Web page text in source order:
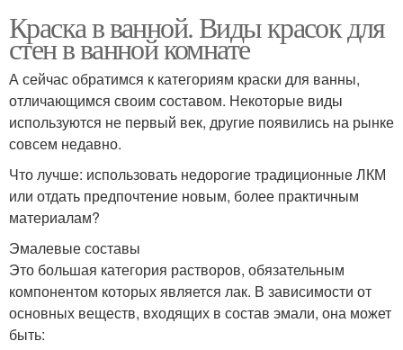
Краска в ванной. Виды красок для
стен в ванной комнате
А сейчас обратимся к категориям краски для ванны,
отличающимся своим составом. Некоторые виды
используются не первый век, другие появились на рынке
совсем недавно.
Что лучше: использовать недорогие традиционные ЛКМ
или отдать предпочтение новым, более практичным
материалам?
Эмалевые составы
Это большая категория растворов, обязательным
компонентом которых является лак. В зависимости от
основных веществ, входящих в состав эмали, она может
быть: